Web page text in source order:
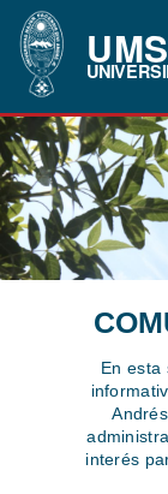
En esta
interés